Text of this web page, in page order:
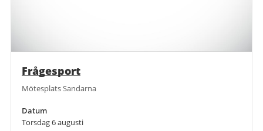
Frågesport
Mötesplats Sandarna
Datum
Torsdag 6 augusti